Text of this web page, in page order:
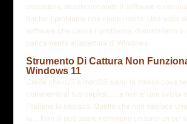
procedura, deselezionando il software e
finché il problema non viene risolto. Una volta
software che causa il problema, disinstallarlo o
caricamento all’apertura di Windows.
Strumento Di Cattura Non
Windows 11
Crede che iOS e macOS siano la stessa
commento al tuo capirai……e non e’ una svista
l’italiano lo capisco. Quello che non capisce
tu… Non si puó usare nemmeno un tono un po’